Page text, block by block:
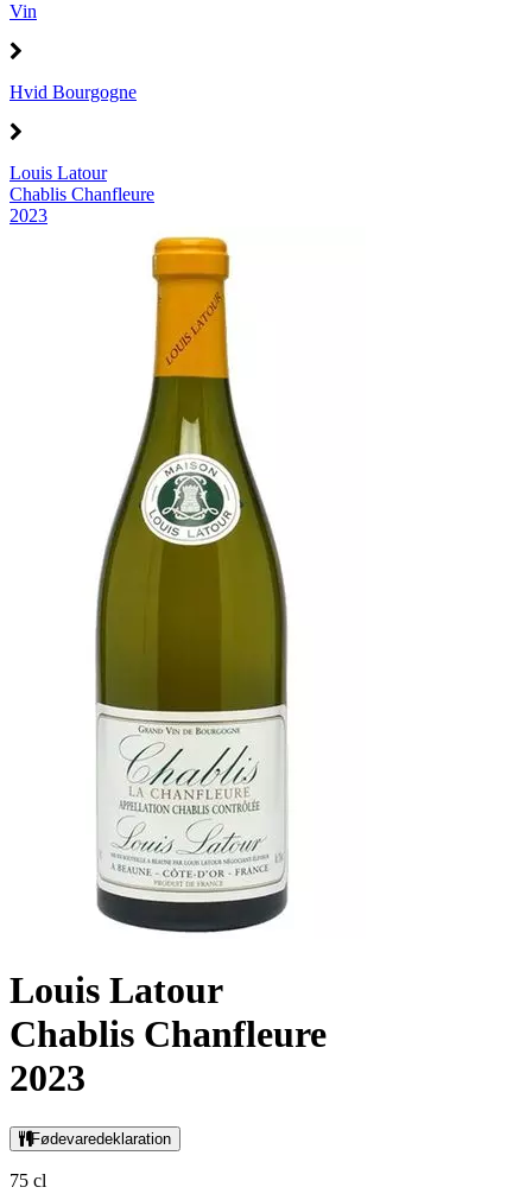
Vin
Hvid Bourgogne
Louis Latour
Chablis Chanfleure
2023
Louis Latour
Chablis Chanfleure
2023
Fødevaredeklaration
75 cl